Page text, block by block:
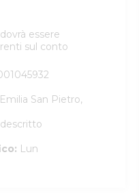
essere
sul conto
San Pietro,
: Lun